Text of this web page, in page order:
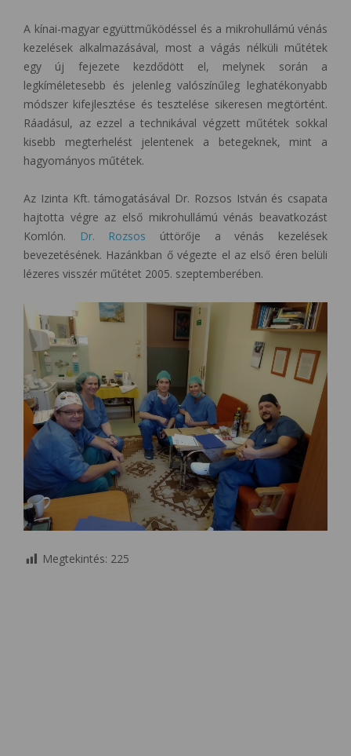
A kínai-magyar együttműködéssel és a mikrohullámú vénás
kezelések alkalmazásával, most a vágás nélküli műtétek
egy új fejezete kezdődött el, melynek során a
legkíméletesebb és jelenleg valószínűleg leghatékonyabb
módszer kifejlesztése és tesztelése sikeresen megtörtént.
Ráadásul, az ezzel a technikával végzett műtétek sokkal
kisebb megterhelést jelentenek a betegeknek, mint a
hagyományos műtétek.
Az Izinta Kft. támogatásával Dr. Rozsos István és csapata
hajtotta végre az első mikrohullámú vénás beavatkozást
Komlón.
Dr. Rozsos úttörője a vénás kezelések
bevezetésének. Hazánkban ő végezte el az első éren belüli
lézeres visszér műtétet 2005. szeptemberében.
Megtekintés: 225